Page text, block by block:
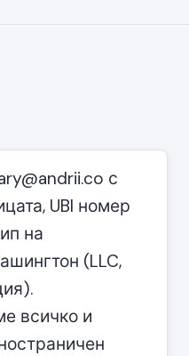
с
UBI номер
на
(LLC,
всичко и